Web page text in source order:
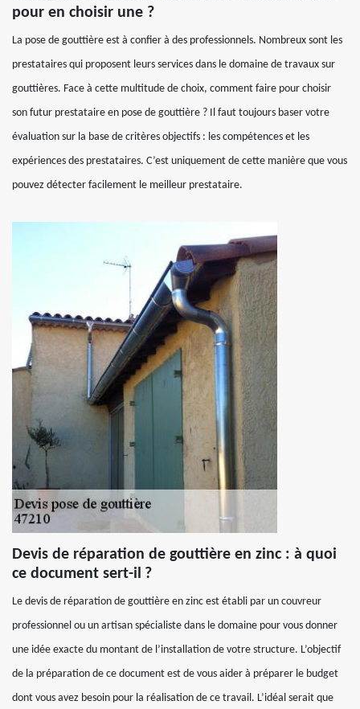
pour en choisir une ?
La pose de gouttière est à confier à des professionnels. Nombreux sont les
prestataires qui proposent leurs services dans le domaine de travaux sur
gouttières. Face à cette multitude de choix, comment faire pour choisir
son futur prestataire en pose de gouttière ? Il faut toujours baser votre
évaluation sur la base de critères objectifs : les compétences et les
expériences des prestataires. C’est uniquement de cette manière que vous
pouvez détecter facilement le meilleur prestataire.
Devis de réparation de gouttière en zinc : à quoi
ce document sert-il ?
Le devis de réparation de gouttière en zinc est établi par un couvreur
professionnel ou un artisan spécialiste dans le domaine pour vous donner
une idée exacte du montant de l’installation de votre structure. L’objectif
de la préparation de ce document est de vous aider à préparer le budget
dont vous avez besoin pour la réalisation de ce travail. L’idéal serait que